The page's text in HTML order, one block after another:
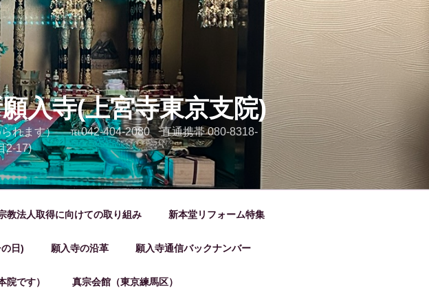
入寺(上宮寺東京支院)
られます） ℡042-404-2080 直通携帯 080-8318-
2-17)
法人取得に向けての取り組み 新本堂リフォーム特集
日) 願入寺の沿革 願入寺通信バックナンバー
院です） 真宗会館（東京練馬区）